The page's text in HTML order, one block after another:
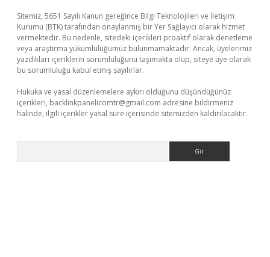
Sitemiz, 5651 Sayılı Kanun gereğince Bilgi Teknolojileri ve İletişim
Kurumu (BTK) tarafından onaylanmış bir Yer Sağlayıcı olarak hizmet
vermektedir. Bu nedenle, sitedeki içerikleri proaktif olarak denetleme
veya araştırma yükümlülüğümüz bulunmamaktadır. Ancak, üyelerimiz
yazdıkları içeriklerin sorumluluğunu taşımakta olup, siteye üye olarak
bu sorumluluğu kabul etmiş sayılırlar.
Hukuka ve yasal düzenlemelere aykırı olduğunu düşündüğünüz
içerikleri, backlinkpanelicomtr@gmail.com adresine bildirmeniz
halinde, ilgili içerikler yasal süre içerisinde sitemizden kaldırılacaktır.